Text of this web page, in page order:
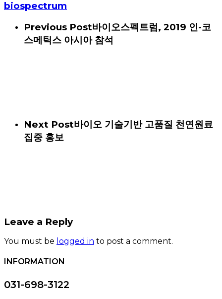
biospectrum
Previous Post바이오스펙트럼, 2019 인-코
스메틱스 아시아 참석
Next Post바이오 기술기반 고품질 천연원료
집중 홍보
Leave a Reply
You must be logged in to post a comment.
INFORMATION
031-698-3122